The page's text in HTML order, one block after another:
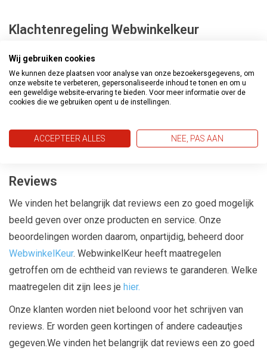
Klachtenregeling Webwinkelkeur
zoals gepland. We raden u aan om klachten eerst bij ons
kenbaar te maken door te mailen naar
verkoop@verfenbehangland.nl. Leidt dit niet tot een
voor bemiddeling via WebwinkelKeur via
Reviews
We vinden het belangrijk dat reviews een zo goed mogelijk
beeld geven over onze producten en service. Onze
beoordelingen worden daarom, onpartijdig, beheerd door
WebwinkelKeur. WebwinkelKeur heeft maatregelen
getroffen om de echtheid van reviews te garanderen. Welke
maatregelen dit zijn lees je hier.
Onze klanten worden niet beloond voor het schrijven van
reviews. Er worden geen kortingen of andere cadeautjes
gegeven.We vinden het belangrijk dat reviews een zo goed
Wij gebruiken cookies
We kunnen deze plaatsen voor analyse van onze bezoekersgegevens, om
onze website te verbeteren, gepersonaliseerde inhoud te tonen en om u
een geweldige website-ervaring te bieden. Voor meer informatie over de
cookies die we gebruiken opent u de instellingen.
ACCEPTEER ALLES NEE, PAS AAN